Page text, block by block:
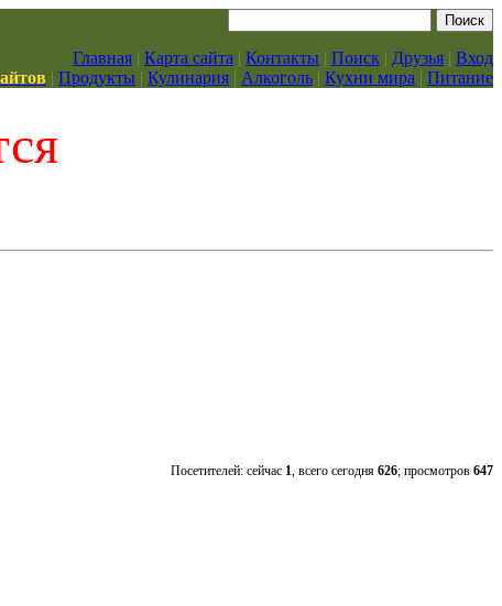
Главная | Карта сайта | Контакты | Поиск | Друзья | Вход
| Продукты | Кулинария | Алкоголь | Кухни мира | Питание
Посетителей: сейчас 1, всего сегодня 626; просмотров 647